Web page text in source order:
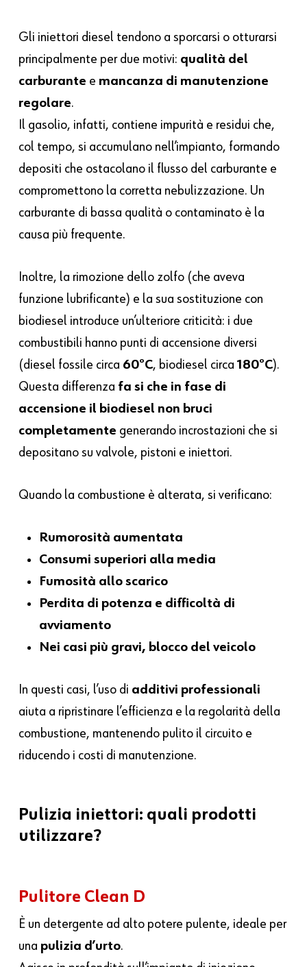
Gli iniettori diesel tendono a sporcarsi o otturarsi
principalmente per due motivi: qualità del
carburante e mancanza di manutenzione
regolare.
Il gasolio, infatti, contiene impurità e residui che,
col tempo, si accumulano nell’impianto, formando
depositi che ostacolano il flusso del carburante e
compromettono la corretta nebulizzazione. Un
carburante di bassa qualità o contaminato è la
causa più frequente.
Inoltre, la rimozione dello zolfo (che aveva
funzione lubrificante) e la sua sostituzione con
biodiesel introduce un’ulteriore criticità: i due
combustibili hanno punti di accensione diversi
(diesel fossile circa 60°C, biodiesel circa180°C).
Questa differenza fa si che in fase di
accensione il biodiesel non bruci
completamente generando incrostazioni che si
depositano su valvole, pistoni e iniettori.
Quando la combustione è alterata, si verificano:
Rumorosità aumentata
Consumi superiori alla media
Fumosità allo scarico
Perdita di potenza e difficoltà di
avviamento
Nei casi più gravi, blocco del veicolo
In questi casi, l’uso di additivi professionali
aiuta a ripristinare l’efficienza e la regolarità della
combustione, mantenendo pulito il circuito e
riducendo i costi di manutenzione.
Pulizia iniettori: quali prodotti
utilizzare?
Pulitore Clean D
È un detergente ad alto potere pulente, ideale per
una pulizia d’urto.